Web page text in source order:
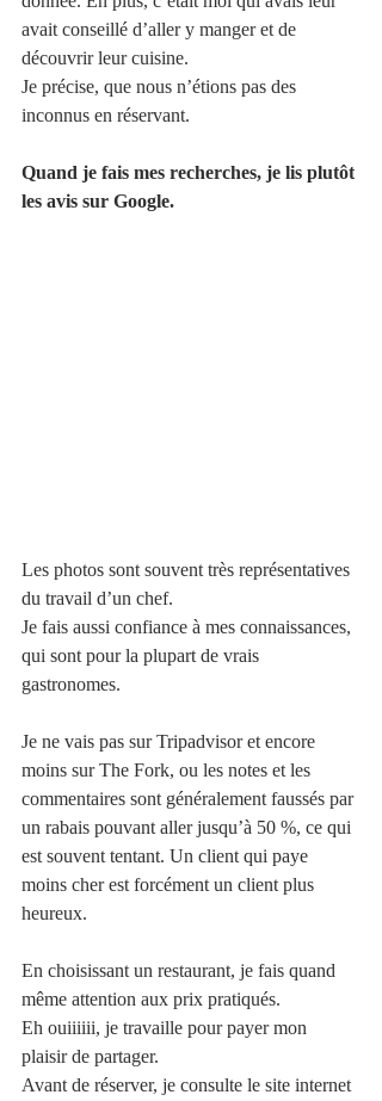
avait conseillé d’aller y manger et de
découvrir leur cuisine.
Je précise, que nous n’étions pas des
inconnus en réservant.
Quand je fais mes recherches, je lis plutôt
les avis sur Google.
Les photos sont souvent très représentatives
du travail d’un chef.
Je fais aussi confiance à mes connaissances,
qui sont pour la plupart de vrais
gastronomes.
Je ne vais pas sur Tripadvisor et encore
moins sur The Fork, ou les notes et les
commentaires sont généralement faussés par
un rabais pouvant aller jusqu’à 50 %, ce qui
est souvent tentant. Un client qui paye
moins cher est forcément un client plus
heureux.
En choisissant un restaurant, je fais quand
même attention aux prix pratiqués.
Eh ouiiiiii, je travaille pour payer mon
plaisir de partager.
Avant de réserver, je consulte le site internet